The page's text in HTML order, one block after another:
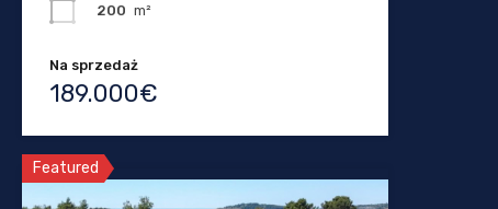
200 m²
Na sprzedaż
189.000€
Featured